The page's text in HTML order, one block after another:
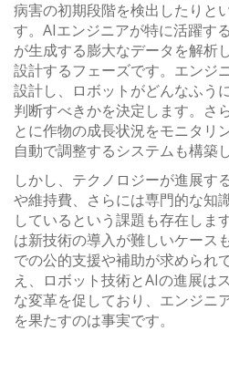
病害の初期段階を検出したりと
す。AIエンジニアが特に活躍す
が生成する膨大なデータを解析
設計するフェーズです。エンジ
設計し、ロボットがどんなふう
判断すべきかを決定します。さ
とに作物の成長状況をモニタリ
自動で調整するシステムも構築し
しかし、テクノロジーが進展す
や維持費、さらには専門的な知
しているという課題も存在しま
は新技術の導入が難しいケース
での公的支援や補助が求められ
え、ロボット技術とAIの進展は
な変革を促しており、エンジニ
を果たすのは事実です。